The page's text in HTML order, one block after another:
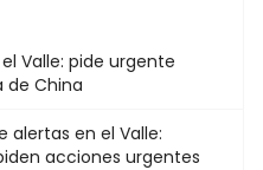
Valle: pide urgente
de China
alertas en el Valle:
acciones urgentes